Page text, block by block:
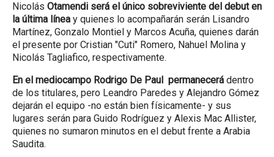
Nicolás Otamendi será el único sobreviviente del debut en
la última línea y quienes lo acompañarán serán Lisandro
Martínez, Gonzalo Montiel y Marcos Acuña, quienes darán
el presente por Cristian "Cuti" Romero, Nahuel Molina y
Nicolás Tagliafico, respectivamente.
En el mediocampo Rodrigo De Paul permanecerá dentro
de los titulares, pero Leandro Paredes y Alejandro Gómez
dejarán el equipo -no están bien físicamente- y sus
lugares serán para Guido Rodríguez y Alexis Mac Allister,
quienes no sumaron minutos en el debut frente a Arabia
Saudita.